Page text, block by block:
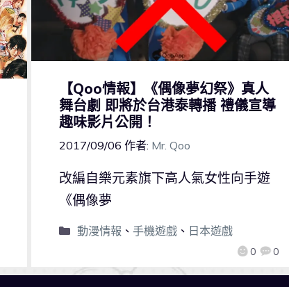
【Qoo情報】《偶像夢幻祭》真人
舞台劇 即將於台港泰轉播 禮儀宣導
趣味影片公開！
2017/09/06 作者: Mr. Qoo
0 0
改編自樂元素旗下高人氣女性向手遊
《偶像夢
動漫情報 、 手機遊戲、 日本遊戲